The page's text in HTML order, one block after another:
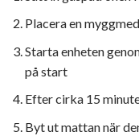
Placera en
Starta enheten
på start
Efter cirka 15
Byt ut mattan när